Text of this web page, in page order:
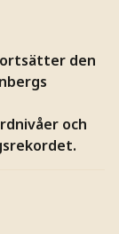
den
och